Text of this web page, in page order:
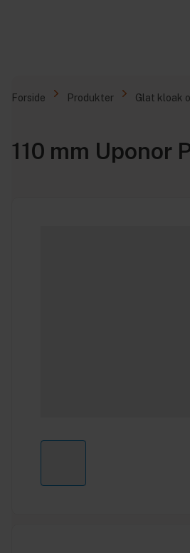
Forside Produkter Glat kloak
110 mm Uponor